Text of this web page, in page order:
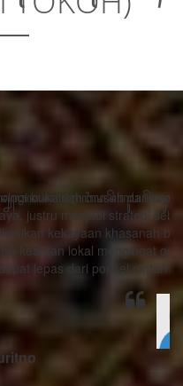
dari proses
strategi sebagai alat
khasanah budaya
mengingat generasi
pintarnya.”